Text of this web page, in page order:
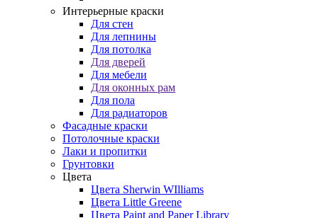
Интерьерные краски
Для стен
Для лепнины
Для потолка
Для дверей
Для мебели
Для оконных рам
Для пола
Для радиаторов
Фасадные краски
Потолочные краски
Лаки и пропитки
Грунтовки
Цвета
Цвета Sherwin WIlliams
Цвета Little Greene
Цвета Paint and Paper Library